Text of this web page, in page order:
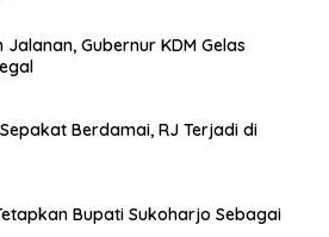
Gubernur KDM Gelas
Berdamai, RJ Terjadi di
Bupati Sukoharjo Sebagai